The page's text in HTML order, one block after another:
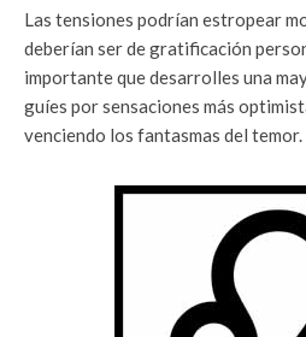
Las tensiones podrían estropear
deberían ser de gratificación
importante que desarrolles una
guíes por sensaciones más
venciendo los fantasmas del temor.